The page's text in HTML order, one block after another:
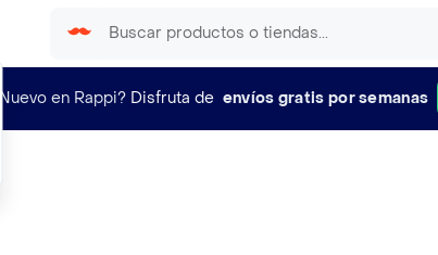
¿Nuevo en Rappi? Disfruta de envíos gratis por semanas